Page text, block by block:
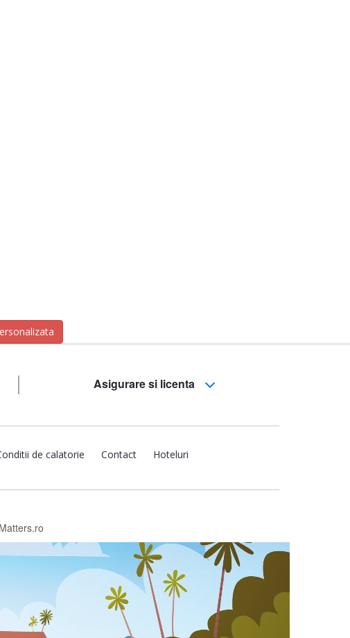
Asigurare si licenta
de calatorie Contact Hoteluri